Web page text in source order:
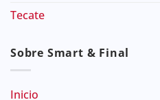
Tecate
Sobre Smart & Final
Inicio